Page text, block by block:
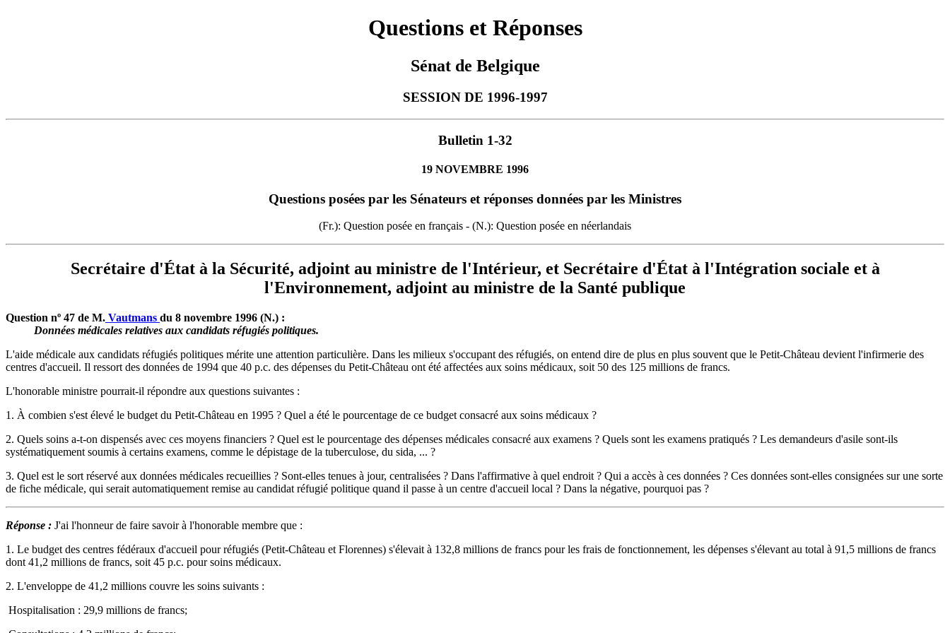
Questions et Réponses
Sénat de Belgique
SESSION DE 1996-1997
Bulletin 1-32
19 NOVEMBRE 1996
Questions posées par les Sénateurs et réponses données par les Ministres
(Fr.): Question posée en français - (N.): Question posée en néerlandais
Secrétaire d'État à la Sécurité, adjoint au ministre de l'Intérieur, et Secrétaire d'État à l'Intégration sociale et à
l'Environnement, adjoint au ministre de la Santé publique
Question nº 47 de M. Vautmans du 8 novembre 1996 (N.) :
Données médicales relatives aux candidats réfugiés politiques.
L'aide médicale aux candidats réfugiés politiques mérite une attention particulière. Dans les milieux s'occupant des réfugiés, on entend dire de plus en plus souvent que le Petit-Château devient l'infirmerie des
centres d'accueil. Il ressort des données de 1994 que 40 p.c. des dépenses du Petit-Château ont été affectées aux soins médicaux, soit 50 des 125 millions de francs.
L'honorable ministre pourrait-il répondre aux questions suivantes :
1. À combien s'est élevé le budget du Petit-Château en 1995 ? Quel a été le pourcentage de ce budget consacré aux soins médicaux ?
2. Quels soins a-t-on dispensés avec ces moyens financiers ? Quel est le pourcentage des dépenses médicales consacré aux examens ? Quels sont les examens pratiqués ? Les demandeurs d'asile sont-ils
systématiquement soumis à certains examens, comme le dépistage de la tuberculose, du sida, ... ?
3. Quel est le sort réservé aux données médicales recueillies ? Sont-elles tenues à jour, centralisées ? Dans l'affirmative à quel endroit ? Qui a accès à ces données ? Ces données sont-elles consignées sur une sorte
de fiche médicale, qui serait automatiquement remise au candidat réfugié politique quand il passe à un centre d'accueil local ? Dans la négative, pourquoi pas ?
Réponse : J'ai l'honneur de faire savoir à l'honorable membre que :
1. Le budget des centres fédéraux d'accueil pour réfugiés (Petit-Château et Florennes) s'élevait à 132,8 millions de francs pour les frais de fonctionnement, les dépenses s'élevant au total à 91,5 millions de francs
dont 41,2 millions de francs, soit 45 p.c. pour soins médicaux.
2. L'enveloppe de 41,2 millions couvre les soins suivants :
­ Hospitalisation : 29,9 millions de francs;